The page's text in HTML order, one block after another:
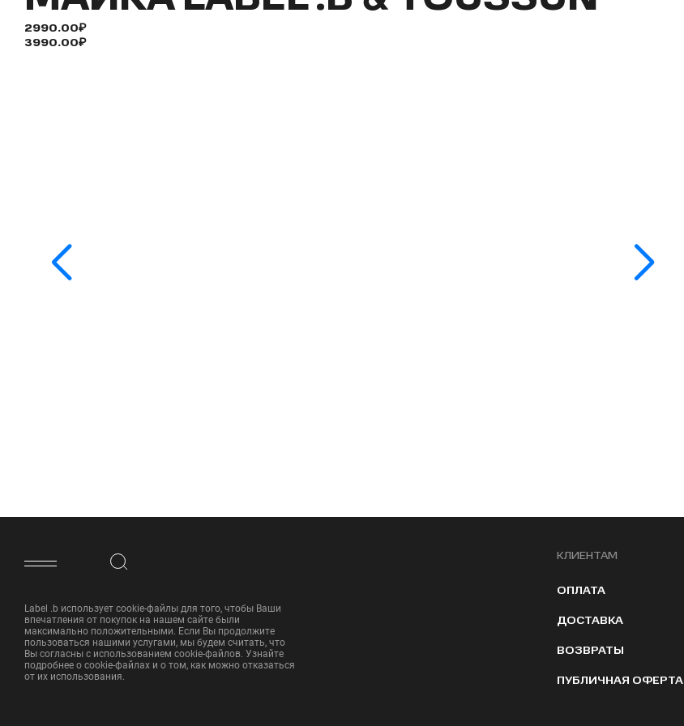
2990.00₽
3990.00₽
ФУТЕР САЙТА
Label .b использует cookie-файлы для того, чтобы Ваши
впечатления от покупок на нашем сайте были
максимально положительными. Если Вы продолжите
пользоваться нашими услугами, мы будем считать, что
Вы согласны с использованием cookie-файлов. Узнайте
подробнее о cookie-файлах и о том, как можно отказаться
от их использования.
КЛИЕНТАМ
ОПЛАТА
ДОСТАВКА
ВОЗВРАТЫ
ПУБЛИЧНАЯ ОФЕРТА